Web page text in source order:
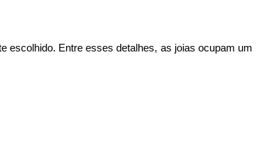
escolhido. Entre esses detalhes, as joias ocupam um